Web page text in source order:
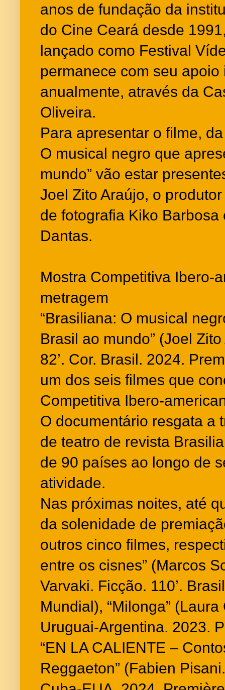
anos de fundação da
do Cine Ceará desde
lançado como Festival
permanece com seu apoio
anualmente, através da
Oliveira.
Para apresentar o filme,
O musical negro que
mundo” vão estar
Joel Zito Araújo, o
de fotografia Kiko
Dantas.
Mostra Competitiva Ibero-
metragem
“Brasiliana: O musical
Brasil ao mundo” (Joel
82’. Cor. Brasil. 2024.
um dos seis filmes que
Competitiva Ibero-
O documentário resgata a
de teatro de revista
de 90 países ao longo de
atividade.
Nas próximas noites, até
da solenidade de
outros cinco filmes,
entre os cisnes” (Marcos
Varvaki. Ficção. 110’.
Mundial), “Milonga”
Uruguai-Argentina. 2023.
“EN LA CALIENTE –
Reggaeton” (Fabien